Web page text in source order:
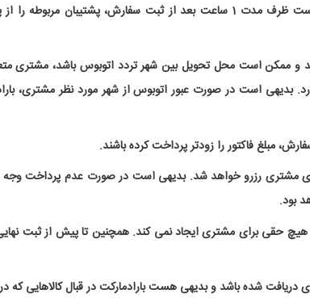
- در صورت پرداخت به غیر از پرداخت اینترنتی، مشتری موظف است ظرف مدت 1
و ممکن است محل تحویل بین شهر تردد اتوبوس باشد، مشتری
بدیهی است در صورت عبور اتوبوس از شهر مورد نظر مشتری،
مبلغ فاکتور را زودتر پرداخت کرده باشند.
نشده بعد از ثبت، حداکثر به مدت 1 ساعت برای مشتری رزرو خواهد شد. بدیهی است
بود.
حقی برای مشتری ایجاد نمی کند. همچنین تا پیش از ثبت
شده باشد و بدیهی هست بارادمارکت در قبال کالاهایی که